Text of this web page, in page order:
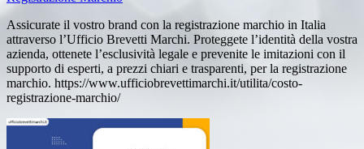
Assicurate il vostro brand con la registrazione marchio in Italia
attraverso l’Ufficio Brevetti Marchi. Proteggete l’identità della vostra
azienda, ottenete l’esclusività legale e prevenite le imitazioni con il
supporto di esperti, a prezzi chiari e trasparenti, per la registrazione
marchio. https://www.ufficiobrevettimarchi.it/utilita/costo-
registrazione-marchio/